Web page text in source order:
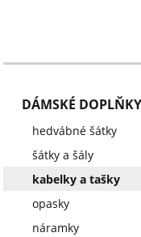
DÁMSKÉ DOPLŇKY
hedvábné šátky
šátky a šály
kabelky a tašky
opasky
náramky